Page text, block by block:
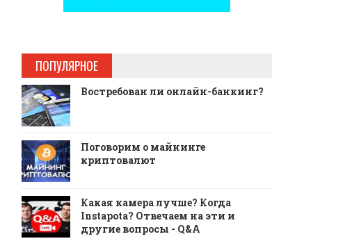
ПОПУЛЯРНОЕ
Востребован ли онлайн-банкинг?
Поговорим о майнинге
криптовалют
Какая камера лучше? Когда
Instapota? Отвечаем на эти и
другие вопросы - Q&A